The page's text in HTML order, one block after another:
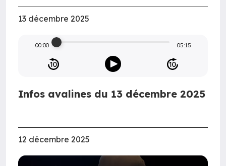
13 décembre 2025
00:00 05:15
Infos avalines du 13 décembre 2025
12 décembre 2025